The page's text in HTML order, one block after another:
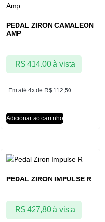
PEDAL ZIRON CAMALEON
AMP
Em até 4x de R$ 112,50
R$414,00 à vista
Adicionar ao carrinho
PEDAL ZIRON IMPULSE R
R$427,80 à vista